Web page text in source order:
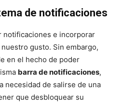
de notificaciones
notificaciones e incorporar
gusto. Sin embargo,
en el hecho de poder
barra de notificaciones,
necesidad de salirse de una
que desbloquear su